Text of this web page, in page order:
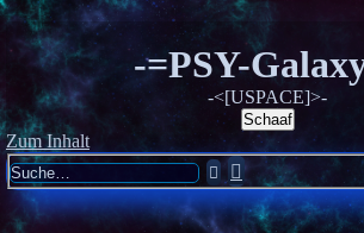
-=PSY-
-<[USPACE]>-
Schaaf
Zum Inhalt
SucheErweiterte
Suche